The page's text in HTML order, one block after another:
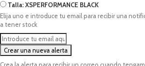
Talla: XSPERFORMANCE BLACK
Elija uno e introduce tu email para recibir una
a tener stock